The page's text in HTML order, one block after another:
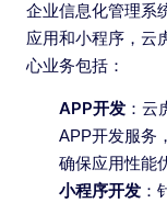
企业信息化管理系
应用和小程序，云
心业务包括：
APP开发：云
APP开发服务
确保应用性能
小程序开发：